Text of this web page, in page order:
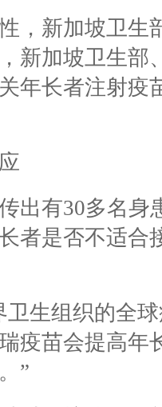
，新加坡卫生
新加坡卫生部
年长者注射疫
出有30多名身
者是否不适合
卫生组织的全
疫苗会提高年
”